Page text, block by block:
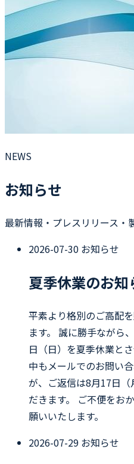
NEWS
お知らせ
最新情報・プレスリリース・
2026-07-30 お知らせ
夏季休業のお知
平素より格別のご高配
ます。 誠に勝手ながら
日（日）を夏季休業と
中もメールでのお問い
が、ご返信は8月17日
だきます。 ご不便をお
願いいたします。
2026-07-29 お知らせ